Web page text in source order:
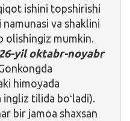
ishini topshirishi
va shaklini
olishingiz mumkin.
yil oktabr-noyabr
himoyada
tilida boʻladi).
bir jamoa shaxsan